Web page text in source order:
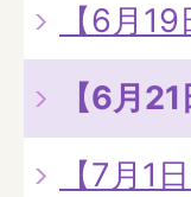
【6月
【6月
【7月1